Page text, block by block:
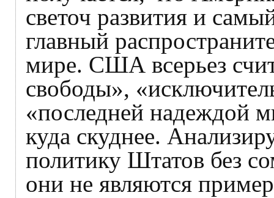
светоч развития и
главный
мире. США всерьез
свободы»,
«последней надеждой
куда скуднее.
политику Штатов без
они не являются